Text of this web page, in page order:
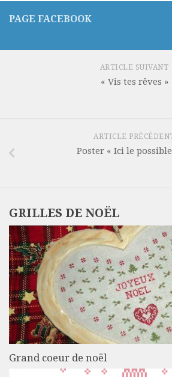
PAGE FACEBOOK
ARTICLE SUIVANT
« Vis tes rêves »
ARTICLE
Poster « Ici le
GRILLES DE NOËL
Grand coeur de noël